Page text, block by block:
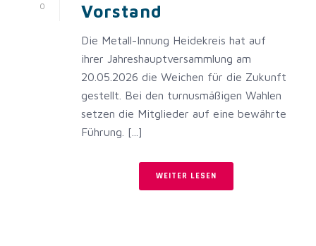
0
Vorstand
Die Metall-Innung Heidekreis hat auf
ihrer Jahreshauptversammlung am
20.05.2026 die Weichen für die Zukunft
gestellt. Bei den turnusmäßigen Wahlen
setzen die Mitglieder auf eine bewährte
Führung. [...]
WEITER LESEN